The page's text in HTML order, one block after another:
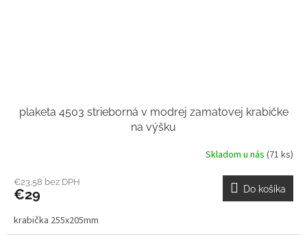
plaketa 4503 strieborná v modrej zamatovej krabičke
na výšku
Skladom u nás (71 ks)
€23,58 bez DPH
€29 Do košíka
krabička 255x205mm